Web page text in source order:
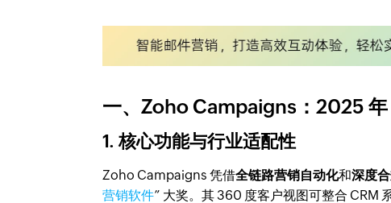
一、Zoho Campaigns：2025 年
1. 核心功能与行业适配性
Zoho Campaigns 凭借全链路营销自动化和深度
营销软件” 大奖。其 360 度客户视图可整合 CRM